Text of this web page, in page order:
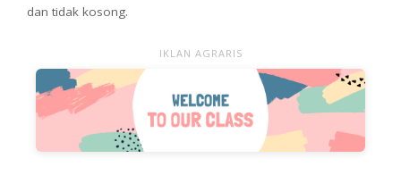
dan tidak kosong.
IKLAN AGRARIS